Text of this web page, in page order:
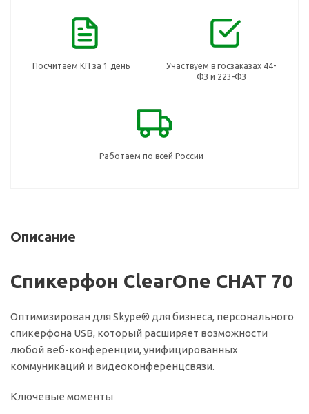
Посчитаем КП за 1 день
Участвуем в госзаказах 44-
ФЗ и 223-ФЗ
Работаем по всей России
Описание
Спикерфон ClearOne CHAT 70
Оптимизирован для Skype® для бизнеса, персонального
спикерфона USB, который расширяет возможности
любой веб-конференции, унифицированных
коммуникаций и видеоконференцсвязи.
Ключевые моменты